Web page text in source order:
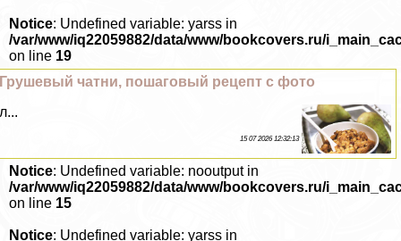
Notice: Undefined variable: yarss in
/var/www/iq22059882/data/www/bookcovers.ru/
on line 19
Грушевый чатни, пошаговый рецепт с фото
л...
15 07 2026 12:32:13
Notice: Undefined variable: nooutput in
/var/www/iq22059882/data/www/bookcovers.ru/
on line 15
Notice: Undefined variable: yarss in